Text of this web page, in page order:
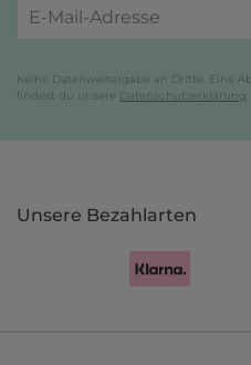
Keine Datenweitergabe an Dritte. Eine
findest du unsere Datenschutzerklärung
Unsere Bezahlarten